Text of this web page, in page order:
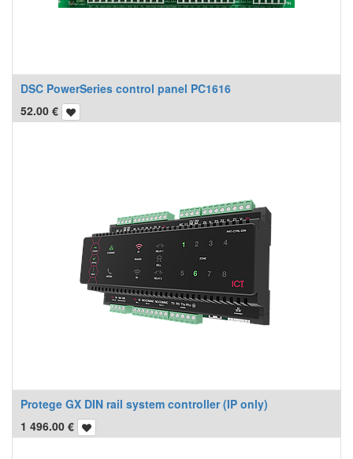
DSC PowerSeries control panel PC1616
52.00 €
Protege GX DIN rail system controller (IP only)
1 496.00 €